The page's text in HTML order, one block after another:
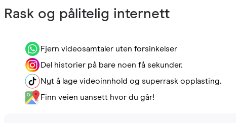
Rask og pålitelig internett
Fjern videosamtaler uten forsinkelser
Del historier på bare noen få sekunder.
Nyt å lage videoinnhold og superrask opplasting.
Finn veien uansett hvor du går!